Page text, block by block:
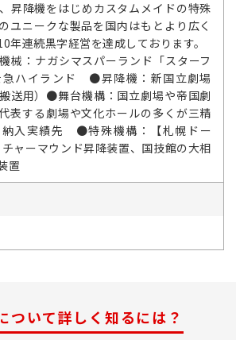
昇降機をはじめカスタムメイドの特殊
ユニークな製品を国内はもとより広く
年連続黒字経営を達成しております。
械：ナガシマスパーランド「スターフ
ハイランド ●昇降機：新国立劇場
搬送用）●舞台機構：国立劇場や帝国劇
表する劇場や文化ホールの多くが三精
納入実績先 ●特殊機構：【札幌ドー
ャーマウンド昇降装置、国技館の大相
置
ついて詳しく知るには？